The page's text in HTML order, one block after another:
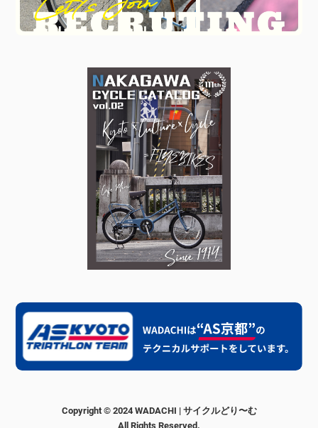
Copyright © 2024 WADACHI | サイクルどり〜む
All Rights Reserved.